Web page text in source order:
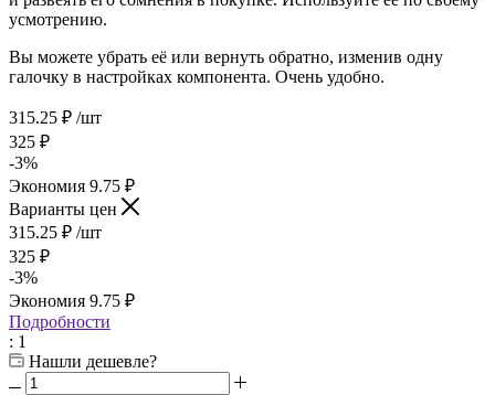
усмотрению.
Вы можете убрать её или вернуть обратно, изменив одну
галочку в настройках компонента. Очень удобно.
315.25 ₽ /шт
325 ₽
-3%
Экономия 9.75 ₽
Варианты цен
315.25 ₽ /шт
325 ₽
-3%
Экономия 9.75 ₽
Подробности
: 1
Нашли дешевле?